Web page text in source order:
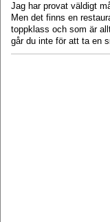
Jag har provat väldigt
Men det finns en
toppklass och som är
går du inte för att ta en